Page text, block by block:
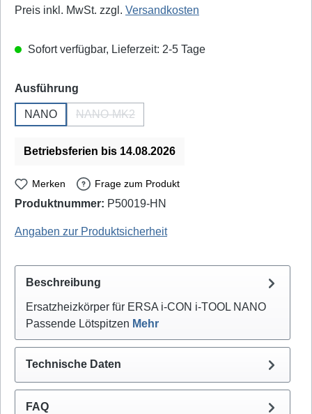
Preis inkl. MwSt. zzgl. Versandkosten
Sofort verfügbar, Lieferzeit: 2-5 Tage
Ausführung
NANO NANO-MK2
Betriebsferien bis 14.08.2026
Merken Frage zum Produkt
Produktnummer: P50019-HN
Angaben zur Produktsicherheit
Beschreibung
Ersatzheizkörper für ERSA i-CON i-TOOL NANO
Passende Lötspitzen Mehr
Technische Daten
FAQ